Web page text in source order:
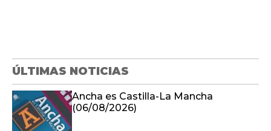
ÚLTIMAS NOTICIAS
Ancha es Castilla-La Mancha
(06/08/2026)